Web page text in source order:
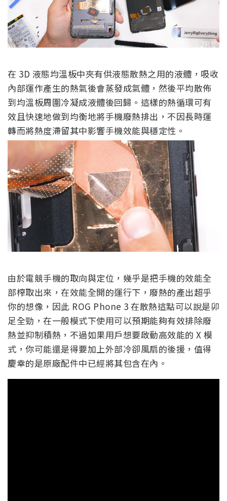
在 3D 液態均溫板中夾有供液態散熱之用的液體，吸收
內部運作產生的熱氣後會蒸發成氣體，然後平均散佈
到均溫板周圍冷凝成液體後回歸。這樣的熱循環可有
效且快速地做到均衡地將手機廢熱排出，不因長時運
轉而將熱度滯留其中影響手機效能與穩定性。
由於電競手機的取向與定位，幾乎是把手機的效能全
部榨取出來，在效能全開的運行下，廢熱的產出超乎
你的想像，因此 ROG Phone 3 在散熱這點可以說是卯
足全勁，在一般模式下使用可以預期能夠有效排除廢
熱並抑制積熱，不過如果用戶想要啟動高效能的 X 模
式，你可能還是得要加上外部冷卻風扇的後援，值得
慶幸的是原廠配件中已經將其包含在內。